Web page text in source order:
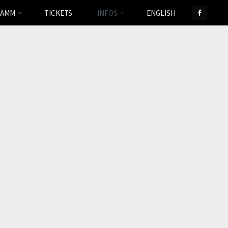
TICKETS INFOS ENGLISH